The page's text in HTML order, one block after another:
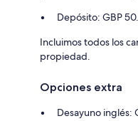
Depósito: GBP
Incluimos todos los
propiedad.
Opciones extra
Desayuno inglés: